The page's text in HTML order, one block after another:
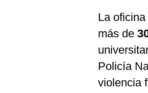
La
más de
Policía
violencia